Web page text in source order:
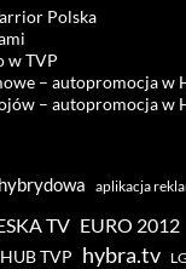
Polska
w TVP
– autopromocja w
– autopromocja w
aplikacja
TV EURO 2012
HUB TVP hybra.tv LG